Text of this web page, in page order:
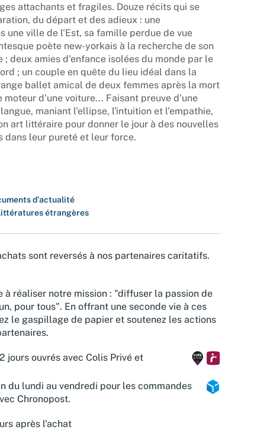
attachants et fragiles. Douze récits qui se
du départ et des adieux : une
une ville de l'Est, sa famille perdue de vue
poète new-yorkais à la recherche de son
deux amies d'enfance isolées du monde par le
; un couple en quête du lieu idéal dans la
ballet amical de deux femmes après la mort
d'une voiture... Faisant preuve d'une
maniant l'ellipse, l'intuition et l'empathie,
art littéraire pour donner le jour à des nouvelles
dans leur pureté et leur force.
d'actualité
étrangères
sont reversés à nos partenaires caritatifs.
à réaliser notre mission : "diffuser la passion de
pour tous". En offrant une seconde vie à ces
le gaspillage de papier et soutenez les actions
jours ouvrés avec Colis Privé et
du lundi au vendredi pour les commandes
Chronopost.
après l'achat